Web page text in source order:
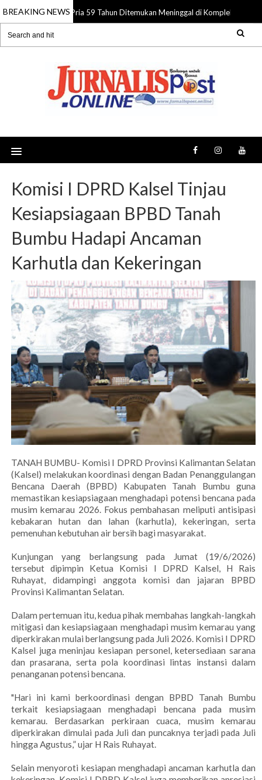
BREAKING NEWS
08 Aug 2026 Pria 59 Tahun Ditemukan Meninggal di Komplek Pasar
Komisi I DPRD Kalsel Tinjau
Kesiapsiagaan BPBD Tanah
Bumbu Hadapi Ancaman
Karhutla dan Kekeringan
TANAH BUMBU- Komisi I DPRD Provinsi Kalimantan Selatan
(Kalsel) melakukan koordinasi dengan Badan Penanggulangan
Bencana Daerah (BPBD) Kabupaten Tanah Bumbu guna
memastikan kesiapsiagaan menghadapi potensi bencana pada
musim kemarau 2026. Fokus pembahasan meliputi antisipasi
kebakaran hutan dan lahan (karhutla), kekeringan, serta
pemenuhan kebutuhan air bersih bagi masyarakat.
Kunjungan yang berlangsung pada Jumat (19/6/2026)
tersebut dipimpin Ketua Komisi I DPRD Kalsel, H Rais
Ruhayat, didampingi anggota komisi dan jajaran BPBD
Provinsi Kalimantan Selatan.
Dalam pertemuan itu, kedua pihak membahas langkah-langkah
mitigasi dan kesiapsiagaan menghadapi musim kemarau yang
diperkirakan mulai berlangsung pada Juli 2026. Komisi I DPRD
Kalsel juga meninjau kesiapan personel, ketersediaan sarana
dan prasarana, serta pola koordinasi lintas instansi dalam
penanganan potensi bencana.
"Hari ini kami berkoordinasi dengan BPBD Tanah Bumbu
terkait kesiapsiagaan menghadapi bencana pada musim
kemarau. Berdasarkan perkiraan cuaca, musim kemarau
diperkirakan dimulai pada Juli dan puncaknya terjadi pada Juli
hingga Agustus,” ujar H Rais Ruhayat.
Selain menyoroti kesiapan menghadapi ancaman karhutla dan